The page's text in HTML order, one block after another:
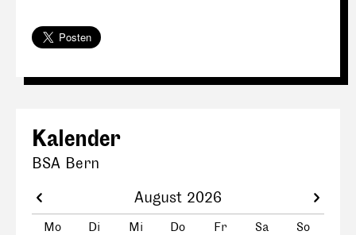
Kalender
BSA Bern
August 2026
Mo Di Mi Do Fr Sa
So